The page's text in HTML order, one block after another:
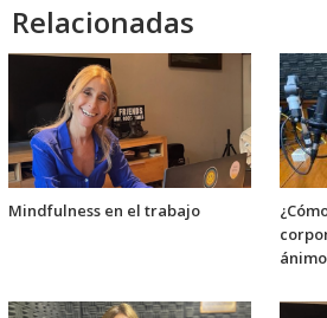
Relacionadas
Mindfulness en el trabajo